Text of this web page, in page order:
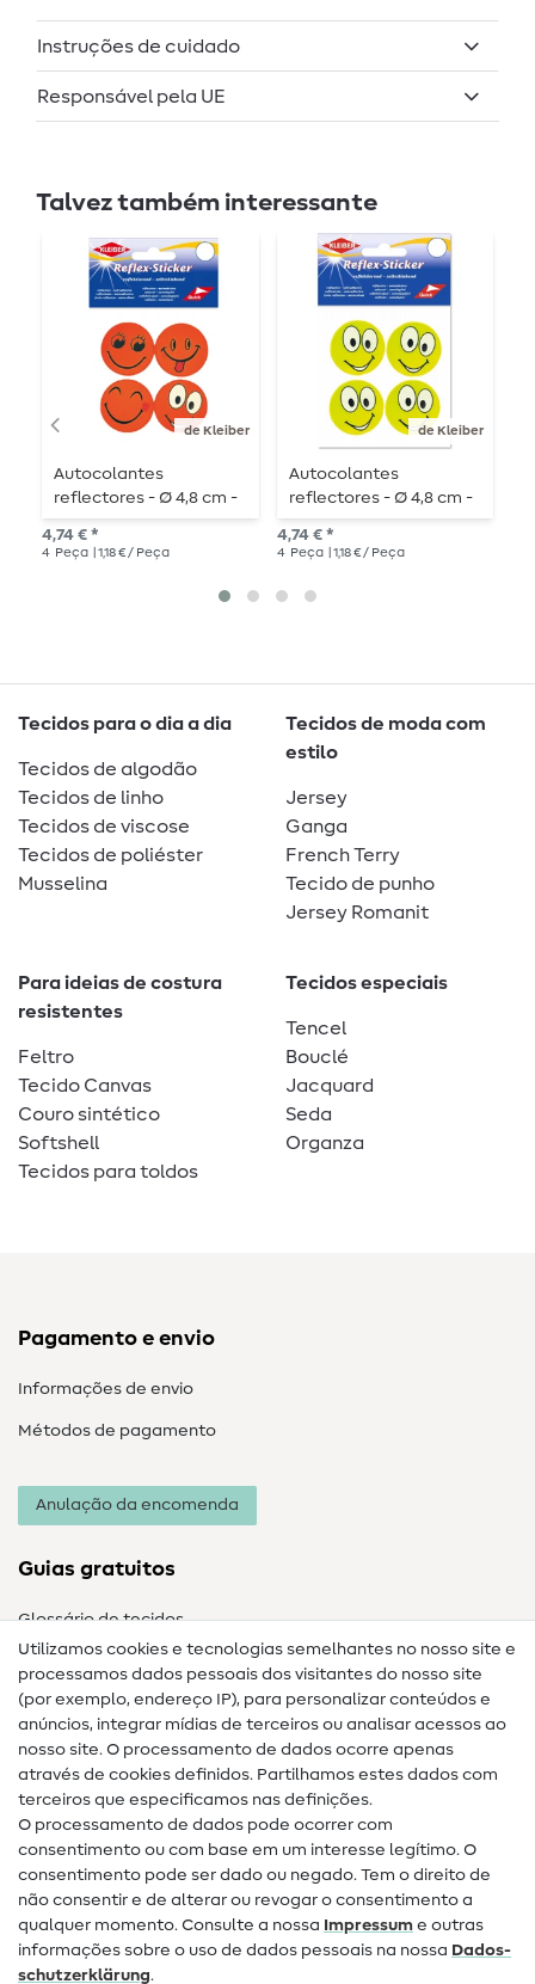
Instruções de cuidado
Responsável pela UE
Talvez também interessante
de Kleiber
Autocolantes
reflectores - Ø 4,8 cm -
4 peças - laranja néon
4,74 € *
4 Peça | 1,18 € / Peça
de Kleiber
Autocolantes
reflectores - Ø 4,8 cm -
4 peças - amarelo néon
4,74 € *
4 Peça | 1,18 € / Peça
Tecidos para o dia a dia
Tecidos de algodão
Tecidos de linho
Tecidos de viscose
Tecidos de poliéster
Musselina
Tecidos de moda com
estilo
Jersey
Ganga
French Terry
Tecido de punho
Jersey Romanit
Para ideias de costura
resistentes
Feltro
Tecido Canvas
Couro sintético
Softshell
Tecidos para toldos
Tecidos especiais
Tencel
Bouclé
Jacquard
Seda
Organza
Pagamento e envio
Informações de envio
Métodos de pagamento
Anulação da encomenda
Guias gratuitos
Glossário de tecidos
Guias de costura
Ajuda e contacto
Contacto
Mudança de proprietário
Perguntas frequentes (FAQ)
Direito de cancelamento
Popular
Utilizamos cookies e tecnologias semelhantes no nosso site e
processamos dados pessoais dos visitantes do nosso site
(por exemplo, endereço IP), para personalizar conteúdos e
anúncios, integrar mídias de terceiros ou analisar acessos ao
nosso site. O processamento de dados ocorre apenas
através de cookies definidos. Partilhamos estes dados com
terceiros que especificamos nas definições.
O processamento de dados pode ocorrer com
consentimento ou com base em um interesse legítimo. O
consentimento pode ser dado ou negado. Tem o direito de
não consentir e de alterar ou revogar o consentimento a
qualquer momento. Consulte a nossa Impressum e outras
informações sobre o uso de dados pessoais na nossa Dados­
schutz­erklärung.